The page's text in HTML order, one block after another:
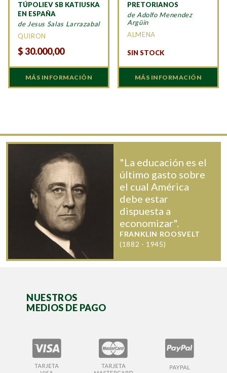
TÚPOLIEV SB KATIUSKA
EN ESPAÑA
de Jesus Salas Larrazabal
QUIRON
$30.000,00
MÁS INFORMACIÓN
PRETORIANOS
de Adolfo Menendez
Argüin
ALMENA
SIN STOCK
MÁS INFORMACIÓN
"La educación es el
último gasto sobre
el cual América
debe estar
dispuesta a
economizar".
FRANKLIN ROOSVELT
(1882 - 1945)
NUESTROS
MEDIOS DE PAGO